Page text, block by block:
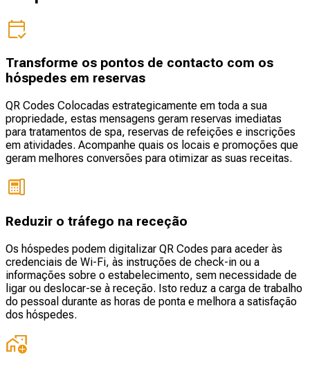
Transforme os pontos de contacto com os
hóspedes em reservas
QR Codes Colocadas estrategicamente em toda a sua
propriedade, estas mensagens geram reservas imediatas
para tratamentos de spa, reservas de refeições e inscrições
em atividades. Acompanhe quais os locais e promoções que
geram melhores conversões para otimizar as suas receitas.
Reduzir o tráfego na receção
Os hóspedes podem digitalizar QR Codes para aceder às
credenciais de Wi-Fi, às instruções de check-in ou a
informações sobre o estabelecimento, sem necessidade de
ligar ou deslocar-se à receção. Isto reduz a carga de trabalho
do pessoal durante as horas de ponta e melhora a satisfação
dos hóspedes.